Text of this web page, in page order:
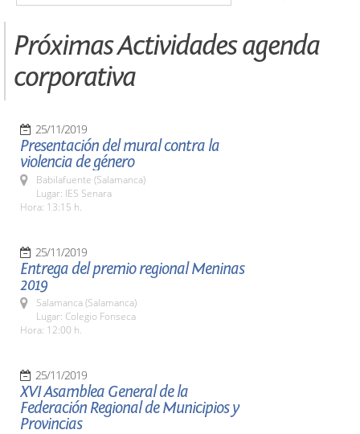
Próximas Actividades agenda
corporativa
25/11/2019
Presentación del mural contra la
violencia de género
Babilafuente (Salamanca)
Lugar: IES Senara
Hora: 13:15 h.
25/11/2019
Entrega del premio regional Meninas
2019
Salamanca (Salamanca)
Lugar: Colegio Fonseca
Hora: 12:00 h.
25/11/2019
XVI Asamblea General de la
Federación Regional de Municipios y
Provincias